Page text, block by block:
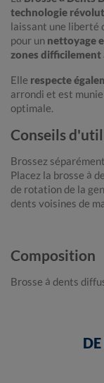
technologie
laissant une liberté
pour un nettoyage
zones difficilement
Elle respecte
arrondi et est
optimale.
Conseils
Brossez
Placez la brosse à
de rotation de la
dents voisines de
Composition
Brosse à dents